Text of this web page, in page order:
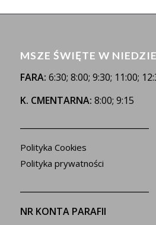
MSZE ŚWIĘTE W
FARA: 6:30; 8:00; 9:30; 11:00;
K. CMENTARNA: 8:00; 9:15
Polityka Cookies
Polityka prywatności
NR KONTA PARAFII